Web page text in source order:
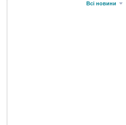
Всі новини